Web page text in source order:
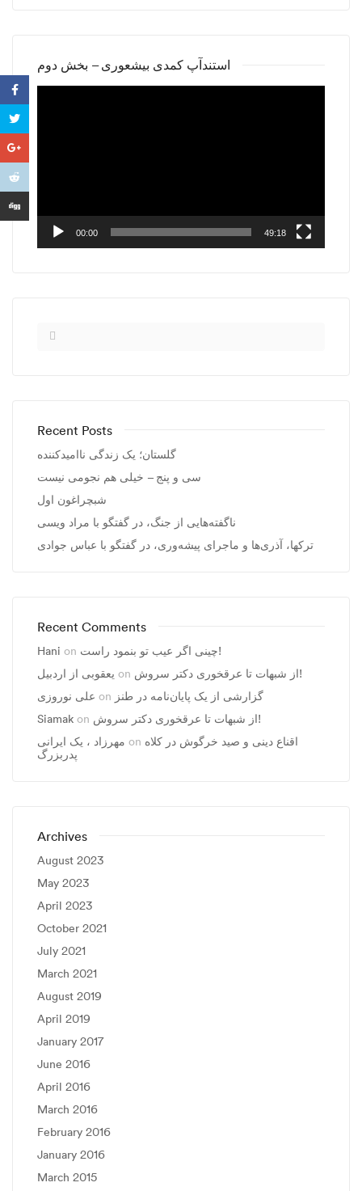
استندآپ کمدی بیشعوری – بخش دوم
00:00 49:18
Recent Posts
گلستان؛ یک زندگی ناامیدکننده
سی و پنج – خیلی هم نجومی نیست
شبچراغون اول
ناگفته‌هایی از جنگ، در گفتگو با مراد ویسی
ترکها، آذری‌ها و ماجرای پیشه‌وری، در گفتگو با عباس جوادی
Recent Comments
Hani on
چینی اگر عیب تو بنمود راست!
یعقوبی از اردبیل on
از شبهات تا عرقخوری دکتر سروش!
علی نوروزی on گزارشی از یک پایان‌نامه در طنز
Siamak on
از شبهات تا عرقخوری دکتر سروش!
مهرزاد ، يک ايرانی on اقناع دینی و صید خرگوش در کلاه
پدربزرگ
Archives
August 2023
May 2023
April 2023
October 2021
July 2021
March 2021
August 2019
April 2019
January 2017
June 2016
April 2016
March 2016
February 2016
January 2016
March 2015